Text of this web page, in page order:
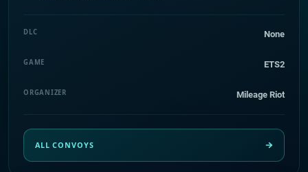
DLC None
GAME ETS2
ORGANIZER Mileage Riot
ALL CONVOYS